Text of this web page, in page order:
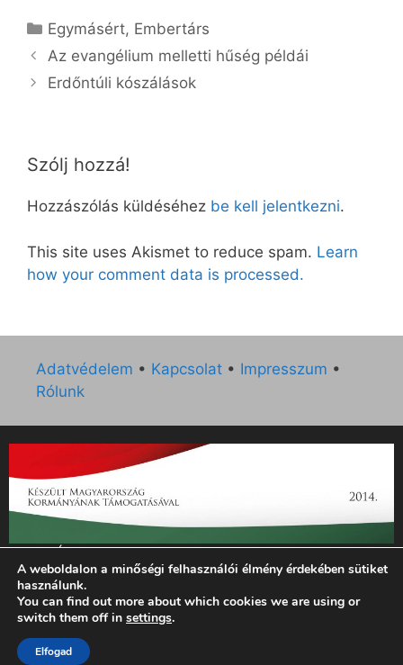
Kategória
Egymásért, Embertárs
Az evangélium melletti hűség példái
Erdőntúli kószálások
Szólj hozzá!
Hozzászólás küldéséhez be kell jelentkezni.
This site uses Akismet to reduce spam. Learn
how your comment data is processed.
Adatvédelem • Kapcsolat • Impresszum •
Rólunk
„Az Új Ember katolikus hetilap 2014. évi működésének
támogatását az EGYH-KCP-14-P-0121 sz. támogatási
szerződés keretében 3 000 000 Ft összegben támogatta az
Emberi Erőforrások Minisztériuma.”
© 2026 Magyar Kurír - Új Ember
A weboldalon a minőségi felhasználói élmény érdekében sütiket
használunk.
You can find out more about which cookies we are using or
switch them off in settings.
Elfogad